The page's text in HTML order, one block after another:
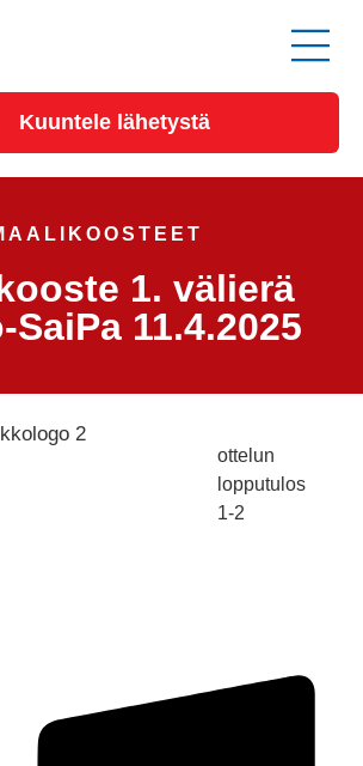
Kuuntele lähetystä
1. välierä
SaiPa 11.4.2025
ottelun
lopputulos
1-2